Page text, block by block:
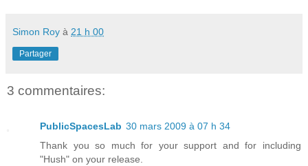
Simon Roy à 21 h 00
Partager
3 commentaires:
PublicSpacesLab 30 mars 2009 à 07 h 34
Thank you so much for your support and for including
"Hush" on your release.